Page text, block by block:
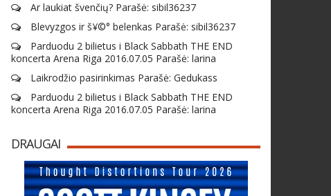
Ar laukiat švenčių? Parašė: sibil36237
Blevyzgos ir š¥©° belenkas Parašė: sibil36237
Parduodu 2 bilietus i Black Sabbath THE END
koncerta Arena Riga 2016.07.05 Parašė: larina
Laikrodžio pasirinkimas Parašė: Gedukass
Parduodu 2 bilietus i Black Sabbath THE END
koncerta Arena Riga 2016.07.05 Parašė: larina
DRAUGAI